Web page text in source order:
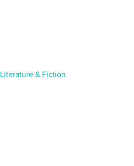
Literature & Fiction